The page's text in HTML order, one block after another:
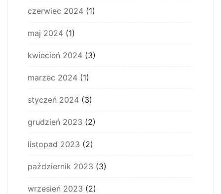
czerwiec 2024 (1)
maj 2024 (1)
kwiecień 2024 (3)
marzec 2024 (1)
styczeń 2024 (3)
grudzień 2023 (2)
listopad 2023 (2)
październik 2023 (3)
wrzesień 2023 (2)